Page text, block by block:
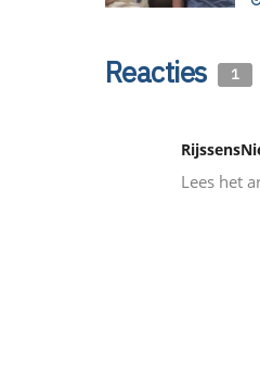
Reacties 1
Lees het